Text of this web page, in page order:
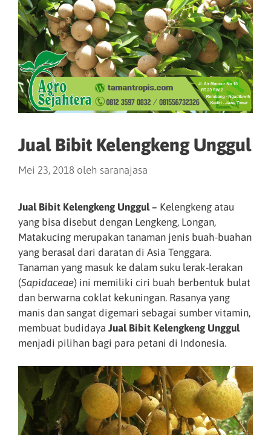
Jual Bibit Kelengkeng Unggul
Mei 23, 2018 oleh saranajasa
Jual Bibit Kelengkeng Unggul – Kelengkeng atau
yang bisa disebut dengan Lengkeng, Longan,
Matakucing merupakan tanaman jenis buah-buahan
yang berasal dari daratan di Asia Tenggara.
Tanaman yang masuk ke dalam suku lerak-lerakan
(Sapidaceae) ini memiliki ciri buah berbentuk bulat
dan berwarna coklat kekuningan. Rasanya yang
manis dan sangat digemari sebagai sumber vitamin,
membuat budidaya Jual Bibit Kelengkeng Unggul
menjadi pilihan bagi para petani di Indonesia.